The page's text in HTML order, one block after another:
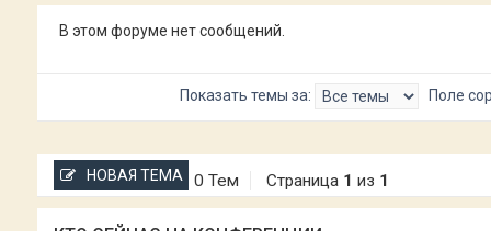
В этом форуме нет сообщений.
Показать темы за: Поле
НОВАЯ ТЕМА 0 Тем Страница 1 из 1